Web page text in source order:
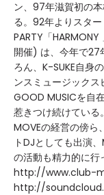
ン、97年滋賀初の
る。92年よりスタ
PARTY「
開催) は、今年で27
ろん、K-SUKE自身
ンスミュージック
GOOD MUSICを自
惹きつけ続けている
MOVEの経営の傍ら
トDJとしても出演
の活動も精力的に行
http://www.club-
http://